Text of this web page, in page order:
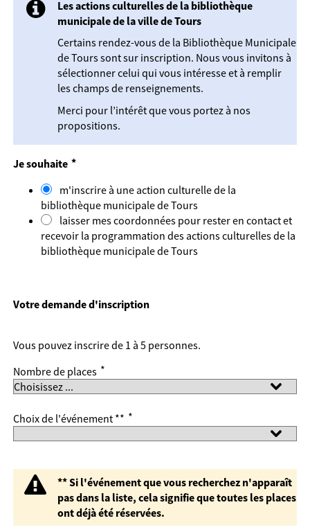
Mes demandes
Les actions culturelles de la bibliothèque
municipale de la ville de Tours
Certains rendez-vous de la Bibliothèque Municipale
de Tours sont sur inscription. Nous vous invitons à
sélectionner celui qui vous intéresse et à remplir
les champs de renseignements.
Merci pour l’intérêt que vous portez à nos
propositions.
Je souhaite *
m'inscrire à une action culturelle de la
bibliothèque municipale de Tours
laisser mes coordonnées pour rester en contact et
recevoir la programmation des actions culturelles de la
bibliothèque municipale de Tours
Votre demande d'inscription
Vous pouvez inscrire de 1 à 5 personnes.
Nombre de places *
Choix de l'événement ** *
** Si l'événement que vous recherchez n'apparaît
pas dans la liste, cela signifie que toutes les places
ont déjà été réservées.